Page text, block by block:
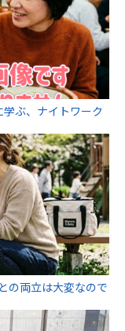
ぶ、ナイトワーク
の両立は大変なので